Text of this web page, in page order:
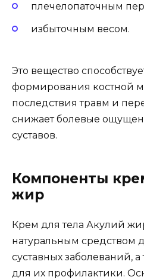
плечелопаточным
избыточным весом.
Это вещество
формирования костной
последствия травм и
снижает болевые
суставов.
Компоненты
жир
Крем для тела Акулий
натуральным средством
суставных заболеваний, а
для их профилактики.